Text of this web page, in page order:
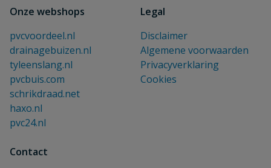
Onze webshops
pvcvoordeel.nl
drainagebuizen.nl
tyleenslang.nl
pvcbuis.com
schrikdraad.net
haxo.nl
pvc24.nl
Legal
Disclaimer
Algemene voorwaarden
Privacyverklaring
Cookies
Contact